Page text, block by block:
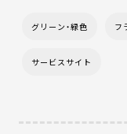
グリーン・緑色 フ
サービスサイト